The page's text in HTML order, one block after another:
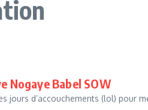
Nogaye Babel SOW
jours d’accouchements (lol) pour